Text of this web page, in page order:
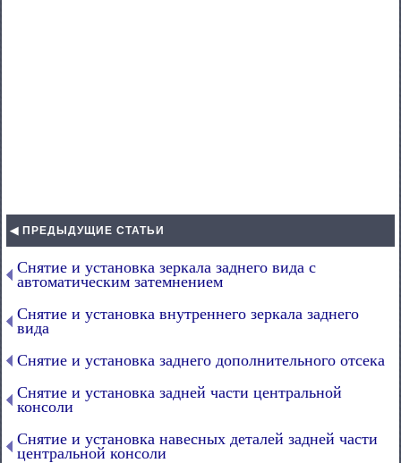
◀ ПРЕДЫДУЩИЕ СТАТЬИ
Снятие и установка зеркала заднего вида с
автоматическим затемнением
Снятие и установка внутреннего зеркала заднего
вида
Снятие и установка заднего дополнительного отсека
Снятие и установка задней части центральной
консоли
Снятие и установка навесных деталей задней части
центральной консоли